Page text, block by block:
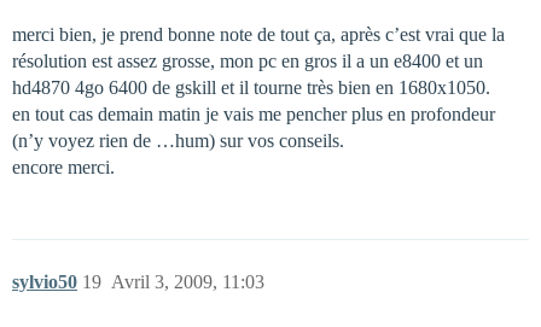
merci bien, je prend bonne note de tout ça, après c’est vrai que la
résolution est assez grosse, mon pc en gros il a un e8400 et un
hd4870 4go 6400 de gskill et il tourne très bien en 1680x1050.
en tout cas demain matin je vais me pencher plus en profondeur
(n’y voyez rien de …hum) sur vos conseils.
encore merci.
sylvio50 Avril 3, 2009, 11:03
19